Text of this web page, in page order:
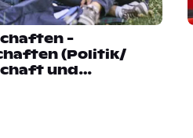
-
(Politik/
und